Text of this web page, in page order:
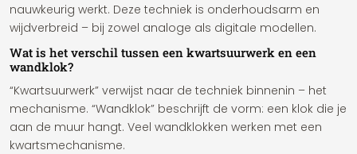
nauwkeurig werkt. Deze techniek is onderhoudsarm en
wijdverbreid – bij zowel analoge als digitale modellen.
Wat is het verschil tussen een kwartsuurwerk en een
wandklok?
“Kwartsuurwerk” verwijst naar de techniek binnenin – het
mechanisme. “Wandklok” beschrijft de vorm: een klok die je
aan de muur hangt. Veel wandklokken werken met een
kwartsmechanisme.